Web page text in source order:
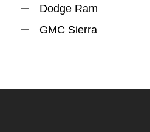
Dodge Ram
GMC Sierra